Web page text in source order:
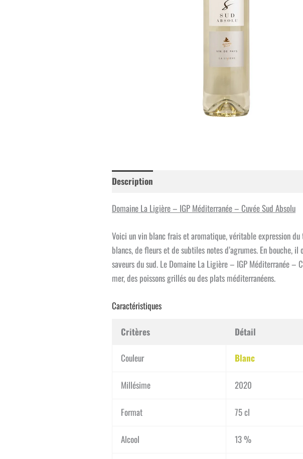
Description
Domaine La Ligière – IGP Méditerranée – Cuvée Sud Absolu
Voici un vin blanc frais et aromatique, véritable expression
blancs, de fleurs et de subtiles notes d’agrumes. En
saveurs du sud. Le Domaine La Ligière – IGP Méditerranée –
mer, des poissons grillés ou des plats méditerranéens.
Caractéristiques
Critères Détail
Couleur Blanc
Millésime 2020
Format 75 cl
Alcool 13 %